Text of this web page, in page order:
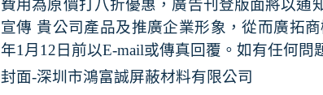
費用為原價打八折優惠，廣告刊登版面將以通
宣傳 貴公司產品及推廣企業形象，從而廣拓
年1 月 12 日前以E-mail或傳真回覆。如有任何問
封面-深圳市鴻富誠屏蔽材料有限公司